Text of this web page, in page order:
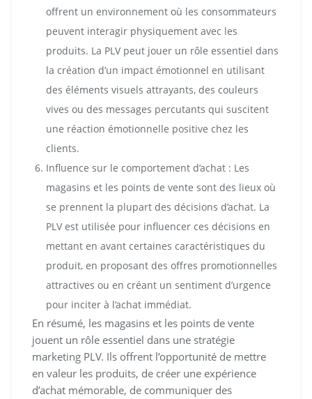
offrent un environnement où les consommateurs
peuvent interagir physiquement avec les
produits. La PLV peut jouer un rôle essentiel dans
la création d’un impact émotionnel en utilisant
des éléments visuels attrayants, des couleurs
vives ou des messages percutants qui suscitent
une réaction émotionnelle positive chez les
clients.
Influence sur le comportement d’achat : Les
magasins et les points de vente sont des lieux où
se prennent la plupart des décisions d’achat. La
PLV est utilisée pour influencer ces décisions en
mettant en avant certaines caractéristiques du
produit, en proposant des offres promotionnelles
attractives ou en créant un sentiment d’urgence
pour inciter à l’achat immédiat.
En résumé, les magasins et les points de vente
jouent un rôle essentiel dans une stratégie
marketing PLV. Ils offrent l’opportunité de mettre
en valeur les produits, de créer une expérience
d’achat mémorable, de communiquer des